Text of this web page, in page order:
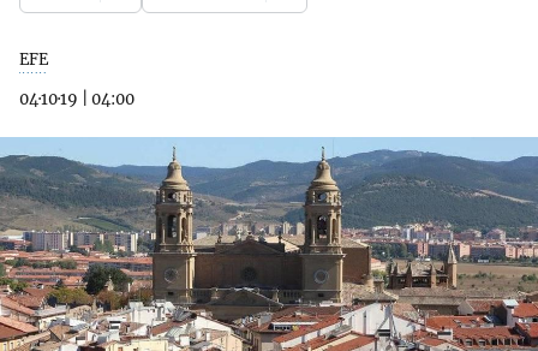
EFE
04·10·19
04:00